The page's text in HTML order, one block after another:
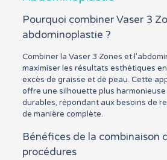
Pourquoi combiner Vaser 3
abdominoplastie ?
Combiner la Vaser 3 Zones et
maximiser les résultats esthétiques
excès de graisse et de peau. Cette
offre une silhouette plus
durables, répondant aux besoins de
de manière complète.
Bénéfices de la combinaison
procédures